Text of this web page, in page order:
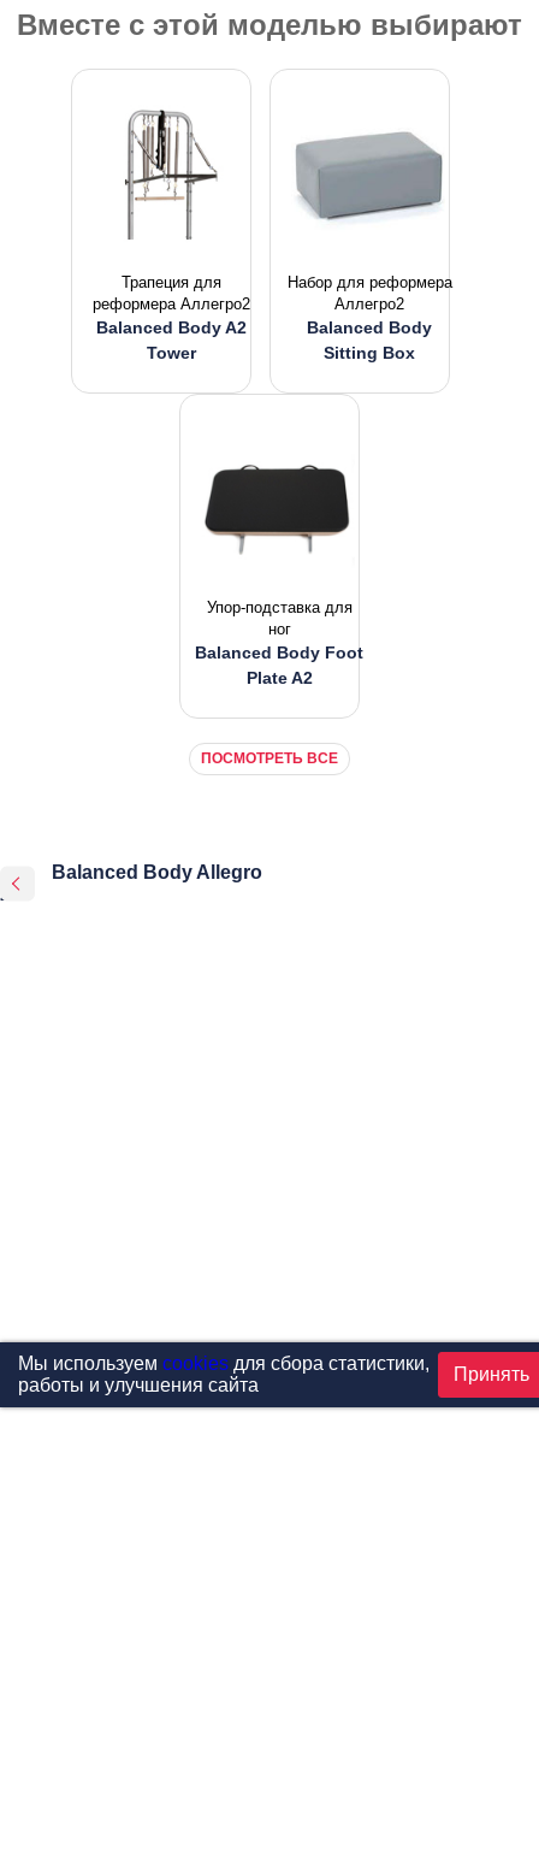
Вместе с этой моделью выбирают
Трапеция для
реформера Аллегро2
Balanced Body A2
Tower
Набор для реформера
Аллегро2
Balanced Body
Sitting Box
Упор-подставка для
ног
Balanced Body Foot
Plate A2
ПОСМОТРЕТЬ ВСЕ
Balanced Body Allegro
2
Мы используем cookiesдля сбора статистики,
работы и улучшения сайта
Принять